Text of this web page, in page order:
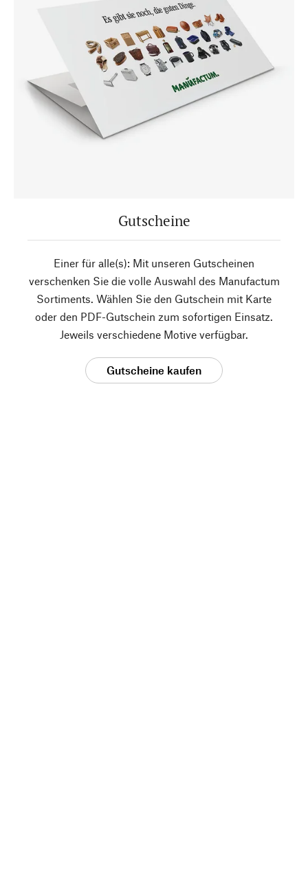
Gutscheine
Einer für alle(s): Mit unseren Gutscheinen
verschenken Sie die volle Auswahl des Manufactum
Sortiments. Wählen Sie den Gutschein mit Karte
oder den PDF-Gutschein zum sofortigen Einsatz.
Jeweils verschiedene Motive verfügbar.
Gutscheine kaufen